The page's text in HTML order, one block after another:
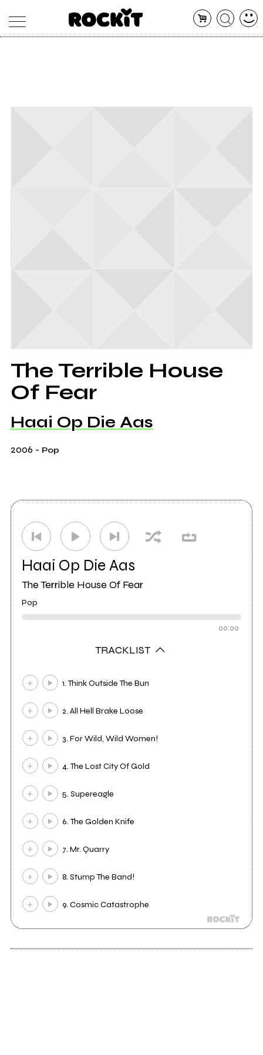
CONCERTI
The Terrible House
Of Fear
Haai Op Die Aas
2006 - Pop
Haai Op Die Aas
The Terrible House Of Fear
Pop
00:00
TRACKLIST
1. Think Outside The Bun
2. All Hell Brake Loose
3. For Wild, Wild Women!
4. The Lost City Of Gold
5. Supereagle
6. The Golden Knife
7. Mr. Quarry
8. Stump The Band!
9. Cosmic Catastrophe